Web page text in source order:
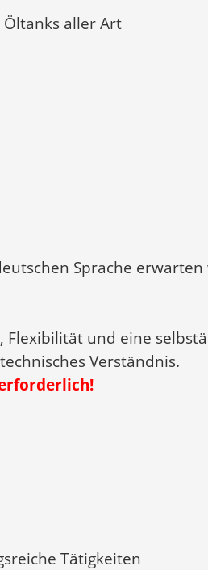
aller Art
Sprache
Flexibilität und eine
Verständnis.
Tätigkeiten